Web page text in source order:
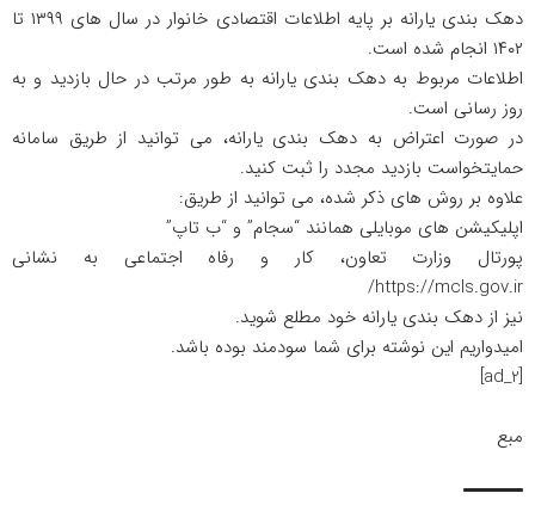
دهک بندی یارانه بر پایه اطلاعات اقتصادی خانوار در سال های ۱۳۹۹ تا
۱۴۰۲ انجام شده است.
اطلاعات مربوط به دهک بندی یارانه به طور مرتب در حال بازدید و به
روز رسانی است.
در صورت اعتراض به دهک بندی یارانه، می توانید از طریق سامانه
حمایتخواست بازدید مجدد را ثبت کنید.
علاوه بر روش های ذکر شده، می توانید از طریق:
اپلیکیشن های موبایلی همانند “سجام” و “ب تاپ”
پورتال وزارت تعاون، کار و رفاه اجتماعی به نشانی
https://mcls.gov.ir/
نیز از دهک بندی یارانه خود مطلع شوید.
امیدواریم این نوشته برای شما سودمند بوده باشد.
[ad_2]
مبع